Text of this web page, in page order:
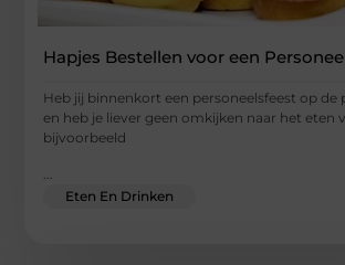
Hapjes Bestellen voor een
Heb jij binnenkort een personeelsfeest op de
en heb je liever geen omkijken naar het eten
bijvoorbeeld
Eten En Drinken